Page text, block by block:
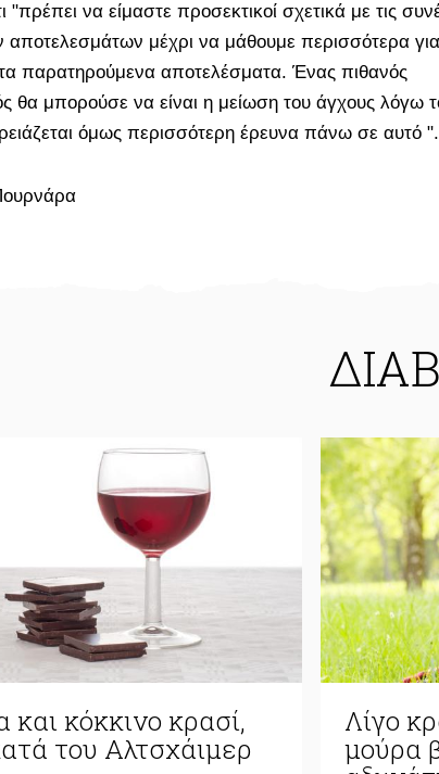
"πρέπει να είμαστε προσεκτικοί σχετικά με τις
μέχρι να μάθουμε περισσότερα για
παρατηρούμενα αποτελέσματα. Ένας πιθανός
θα μπορούσε να είναι η μείωση του άγχους λόγω
όμως περισσότερη έρευνα πάνω σε αυτό ".
και κόκκινο κρασί,
του Αλτσχάιμερ
Λίγο
μούρα